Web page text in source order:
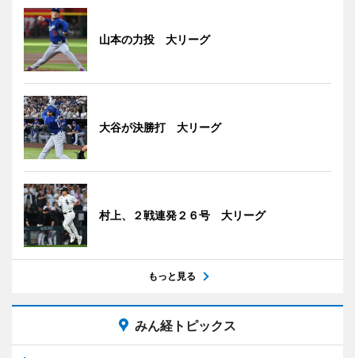
山本の力投 大リーグ
大谷が決勝打 大リーグ
村上、２戦連発２６号 大リーグ
もっと見る
みん経トピックス